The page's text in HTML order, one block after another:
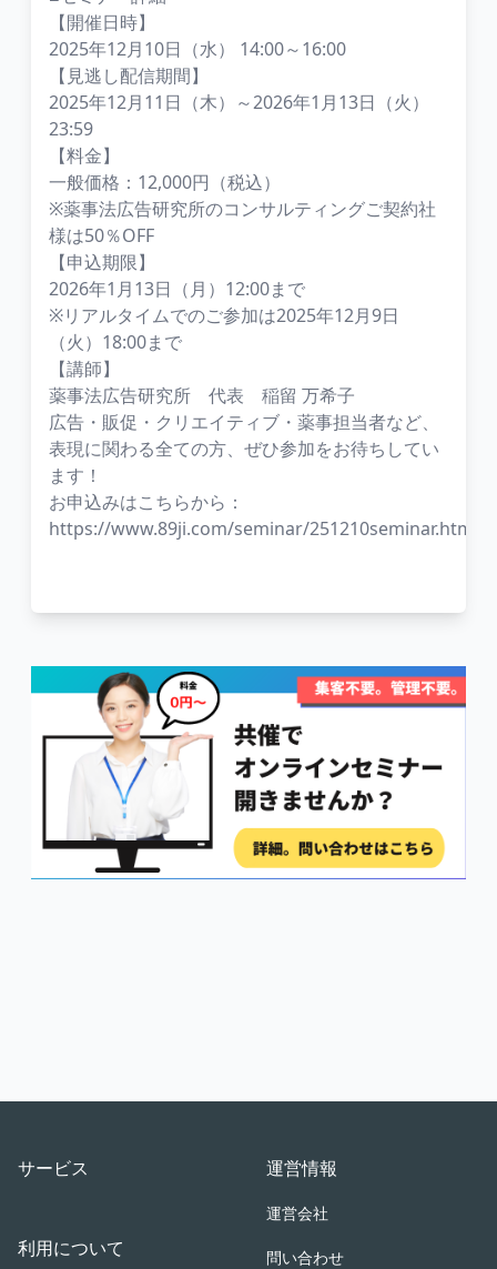
【開催日時】
2025年12月10日（水） 14:00～16:00
【見逃し配信期間】
2025年12月11日（木）～2026年1月13日（火）
23:59
【料金】
一般価格：12,000円（税込）
※薬事法広告研究所のコンサルティングご契約社
様は50％OFF
【申込期限】
2026年1月13日（月）12:00まで
※リアルタイムでのご参加は2025年12月9日
（火）18:00まで
【講師】
薬事法広告研究所 代表 稲留 万希子
広告・販促・クリエイティブ・薬事担当者など、
表現に関わる全ての方、ぜひ参加をお待ちしてい
ます！
お申込みはこちらから：
https://www.89ji.com/seminar/251210seminar.html
サービス
利用について
運営情報
運営会社
問い合わせ